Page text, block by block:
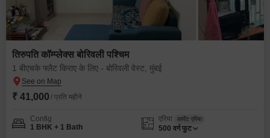
तिरुपति कॉम्प्लेक्स बोरिवली पश्चिम
1 बीएचके फ्लैट किराए के लिए - बोरिवली वेस्ट, मुंबई
₹ 41,000 / प्रति महीने
Config
1 BHK + 1 Bath
एरिया कार्पेट एरिया
500 वर्ग फुट